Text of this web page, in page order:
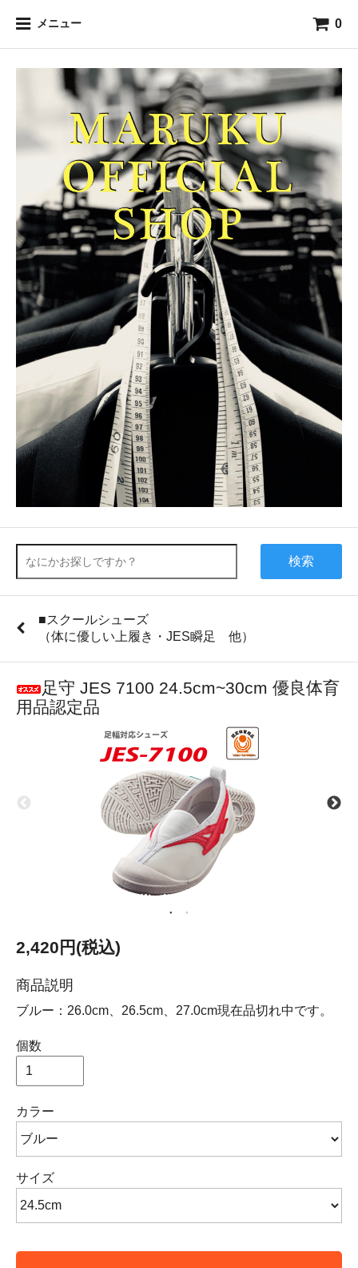
メニュー 0
検索
■スクールシューズ
（体に優しい上履き・JES瞬足 他）
足守 JES 7100 24.5cm~30cm 優良体育
用品認定品
2,420円(税込)
商品説明
ブルー：26.0cm、26.5cm、27.0cm現在品切れ中です。
個数
カラー
サイズ